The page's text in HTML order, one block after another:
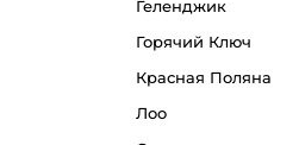
Геленджик
Горячий Ключ
Красная Поляна
Лоо